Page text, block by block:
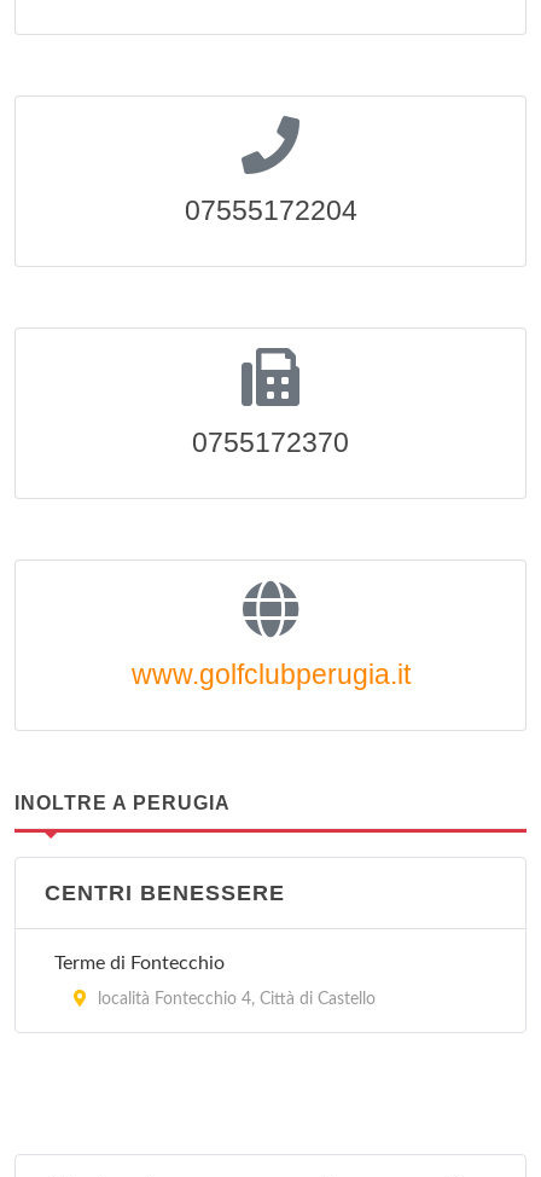
07555172204
0755172370
www.golfclubperugia.it
INOLTRE A PERUGIA
CENTRI BENESSERE
Terme di Fontecchio
località Fontecchio 4, Città di Castello